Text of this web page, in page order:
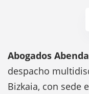
Abogados
despacho
Bizkaia, con sede